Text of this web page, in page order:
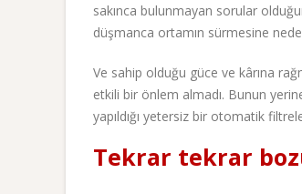
sakınca bulunmayan sorular
düşmanca ortamın sürmesine
Ve sahip olduğu güce ve kârına
etkili bir önlem almadı. Bunun
yapıldığı yetersiz bir otomatik
Tekrar tekrar